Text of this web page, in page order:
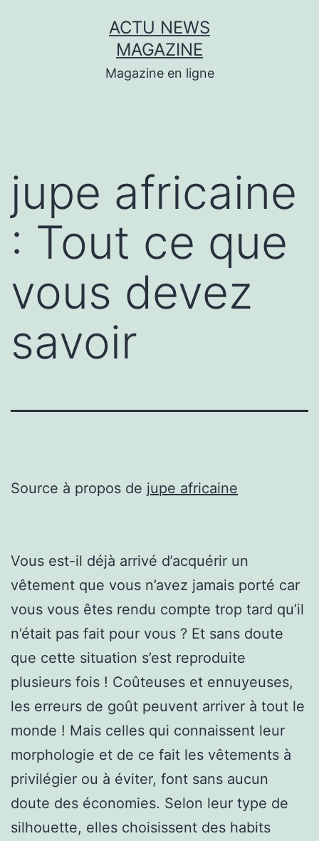
ACTU NEWS
MAGAZINE
Magazine en ligne
jupe africaine
: Tout ce que
vous devez
savoir
Source à propos de jupe africaine
Vous est-il déjà arrivé d’acquérir un
vêtement que vous n’avez jamais porté car
vous vous êtes rendu compte trop tard qu’il
n’était pas fait pour vous ? Et sans doute
que cette situation s’est reproduite
plusieurs fois ! Coûteuses et ennuyeuses,
les erreurs de goût peuvent arriver à tout le
monde ! Mais celles qui connaissent leur
morphologie et de ce fait les vêtements à
privilégier ou à éviter, font sans aucun
doute des économies. Selon leur type de
silhouette, elles choisissent des habits